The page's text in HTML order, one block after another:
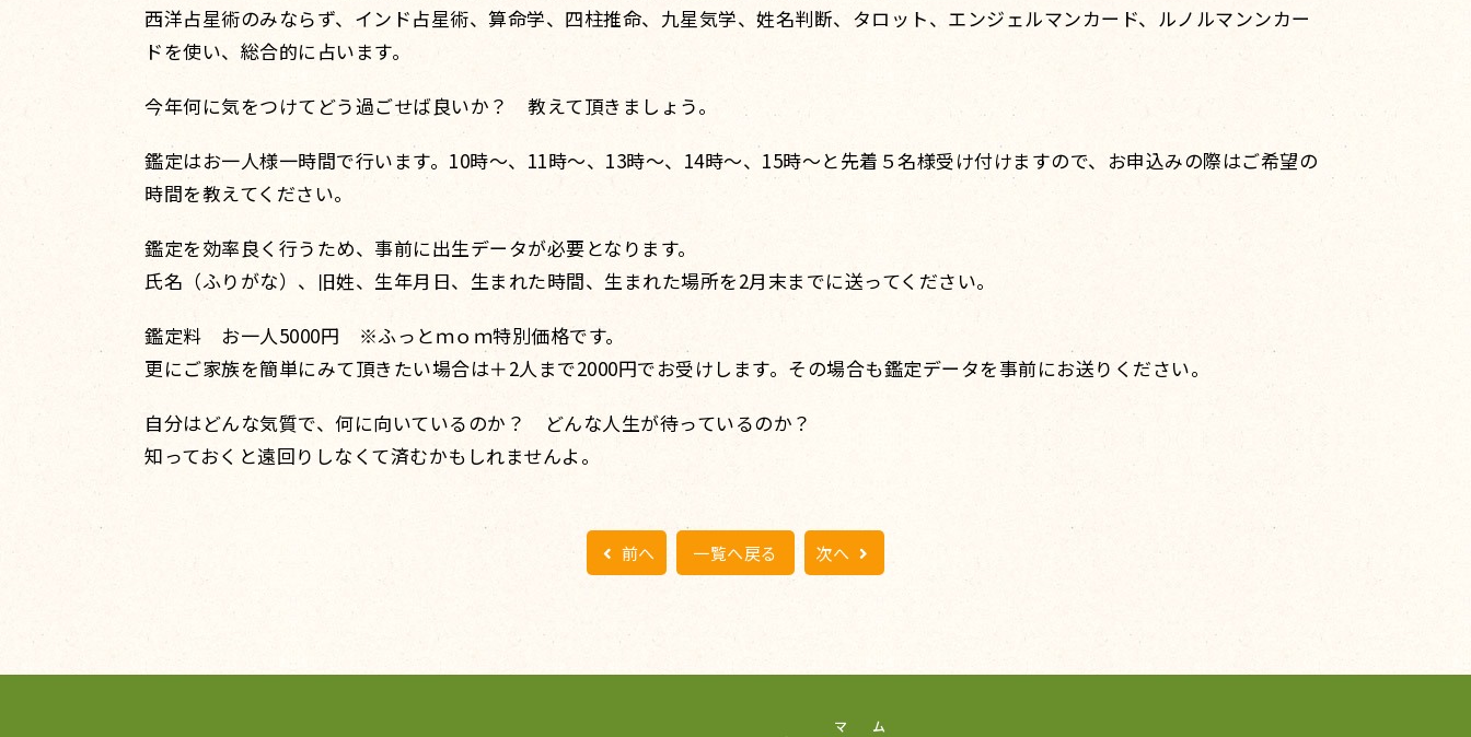
西洋占星術のみならず、インド占星術、算命学、四柱推命、九星気学、姓名判断、タロット、エンジェルマンカード、ルノルマンンカー
ドを使い、総合的に占います。
今年何に気をつけてどう過ごせば良いか？ 教えて頂きましょう。
鑑定はお一人様一時間で行います。10時～、11時～、13時～、14時～、15時～と先着５名様受け付けますので、お申込みの際はご希望の
時間を教えてください。
鑑定を効率良く行うため、事前に出生データが必要となります。
氏名（ふりがな）、旧姓、生年月日、生まれた時間、生まれた場所を2月末までに送ってください。
鑑定料 お一人5000円 ※ふっとｍｏｍ特別価格です。
更にご家族を簡単にみて頂きたい場合は＋2人まで2000円でお受けします。その場合も鑑定データを事前にお送りください。
自分はどんな気質で、何に向いているのか？ どんな人生が待っているのか？
知っておくと遠回りしなくて済むかもしれませんよ。
前へ 一覧へ戻る 次へ